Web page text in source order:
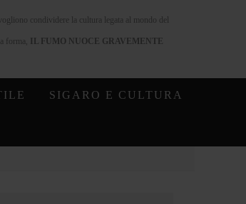
condividere la cultura legata al mondo del
forma, IL FUMO NUOCE GRAVEMENTE
SIGARO E CULTURA